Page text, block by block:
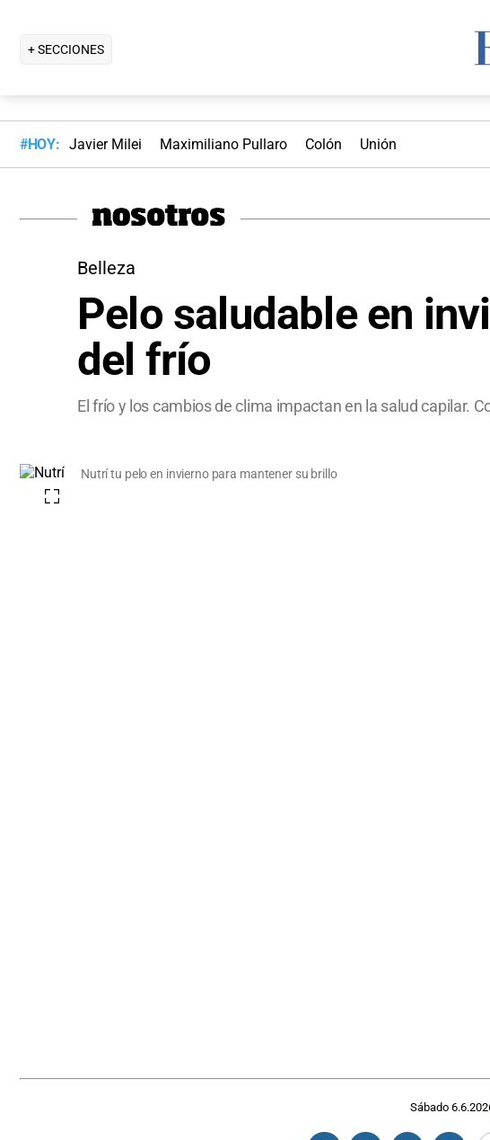
+ SECCIONES
#HOY: Javier Milei Maximiliano Pullaro Colón Unión
Belleza
Pelo saludable en
del frío
El frío y los cambios de clima impactan en la salud capilar.
Nutrí tu pelo en invierno para mantener su brillo
Sábado